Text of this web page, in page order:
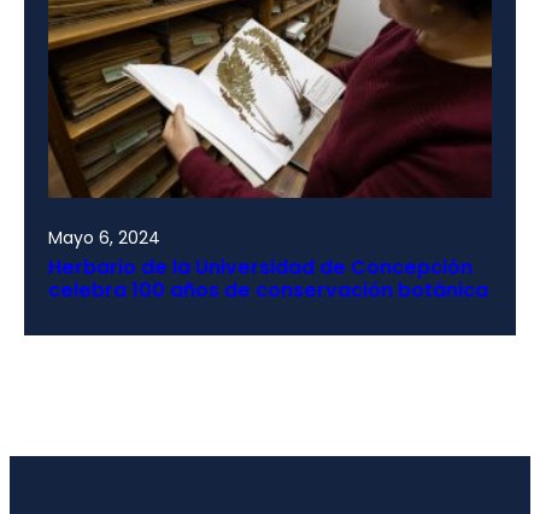
Mayo 6, 2024
Herbario de la Universidad de Concepción
celebra 100 años de conservación botánica